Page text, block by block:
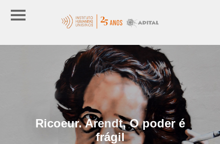
Ricoeur. Arendt, O poder é
frágil